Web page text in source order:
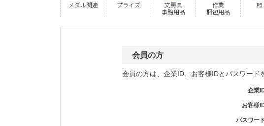
メダル関連 プライズ
文房具
事務用品
作業
梱包用品
照
会員の方
会員の方は、企業ID、お客様IDとパスワード
企業
お客様
パスワー